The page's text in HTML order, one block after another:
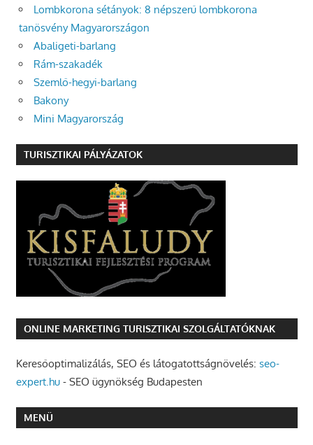
Lombkorona sétányok: 8 népszerű lombkorona
tanösvény Magyarországon
Abaligeti-barlang
Rám-szakadék
Szemlő-hegyi-barlang
Bakony
Mini Magyarország
TURISZTIKAI PÁLYÁZATOK
ONLINE MARKETING TURISZTIKAI SZOLGÁLTATÓKNAK
Keresőoptimalizálás, SEO és látogatottságnövelés: seo-
expert.hu- SEO ügynökség Budapesten
MENÜ